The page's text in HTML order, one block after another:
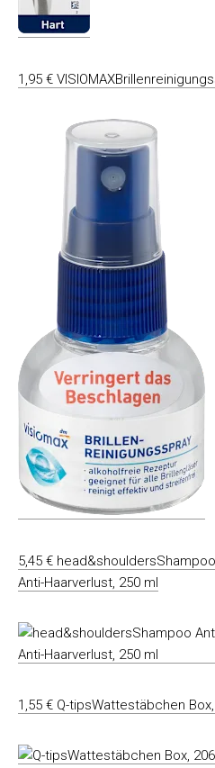
1,95 €
5,45 €
Anti-Haarverlust, 250 ml
1,55 € Q-tipsWattestäbchen